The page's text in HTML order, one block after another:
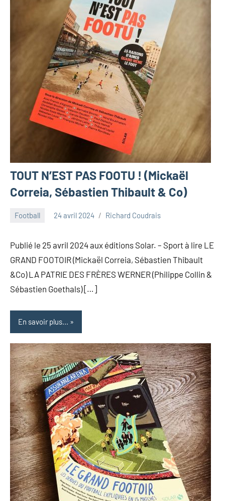
TOUT N’EST PAS FOOTU ! (Mickaël
Correia, Sébastien Thibault & Co)
Football 24 avril 2024 Richard Coudrais
Publié le 25 avril 2024 aux éditions Solar. – Sport à lire LE
GRAND FOOTOIR (Mickaël Correia, Sébastien Thibault
&Co) LA PATRIE DES FRÈRES WERNER (Philippe Collin &
Sébastien Goethals) […]
En savoir plus...